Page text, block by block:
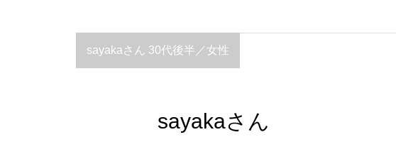
sayakaさん 30代後半／女性
sayakaさん